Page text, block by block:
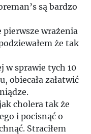
są bardzo
pierwsze wrażenia
że tak
w sprawie tych 10
obiecała załatwić
cholera tak że
i pocisnąć o
Straciłem